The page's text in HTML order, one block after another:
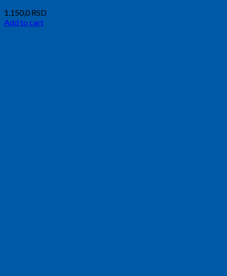
1.150,0 RSD
Add to cart